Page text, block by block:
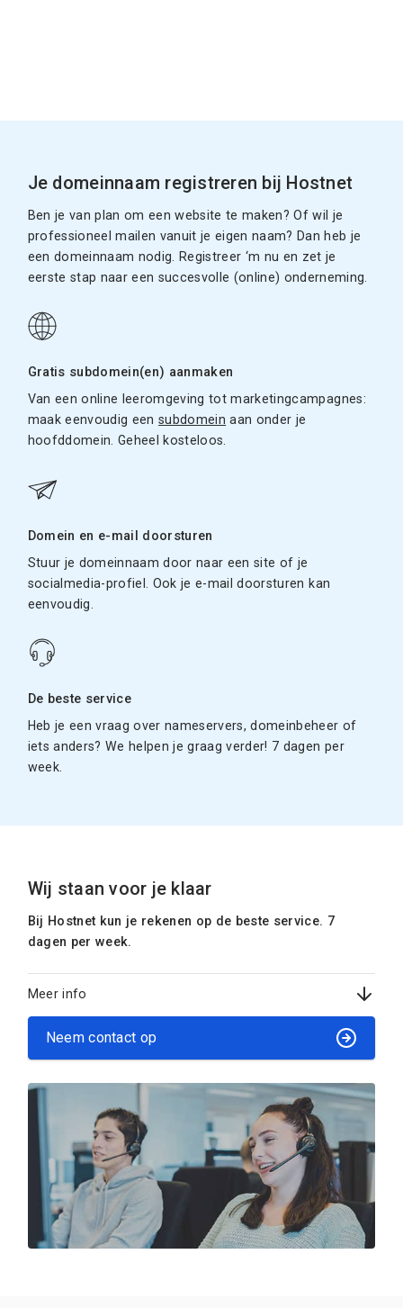
Je domeinnaam registreren bij Hostnet
Ben je van plan om een website te maken? Of wil je
professioneel mailen vanuit je eigen naam? Dan heb je
een domeinnaam nodig. Registreer ‘m nu en zet je
eerste stap naar een succesvolle (online) onderneming.
Gratis subdomein(en) aanmaken
Van een online leeromgeving tot marketingcampagnes:
maak eenvoudig eensubdomein aan onder je
hoofddomein. Geheel kosteloos.
Domein en e-mail doorsturen
Stuur je domeinnaam door naar een site of je
socialmedia-profiel. Ook je e-mail doorsturen kan
eenvoudig.
De beste service
Heb je een vraag over nameservers, domeinbeheer of
iets anders? We helpen je graag verder! 7 dagen per
week.
Wij staan voor je klaar
Bij Hostnet kun je rekenen op de beste service. 7
dagen per week.
Meer info
Neem contact op